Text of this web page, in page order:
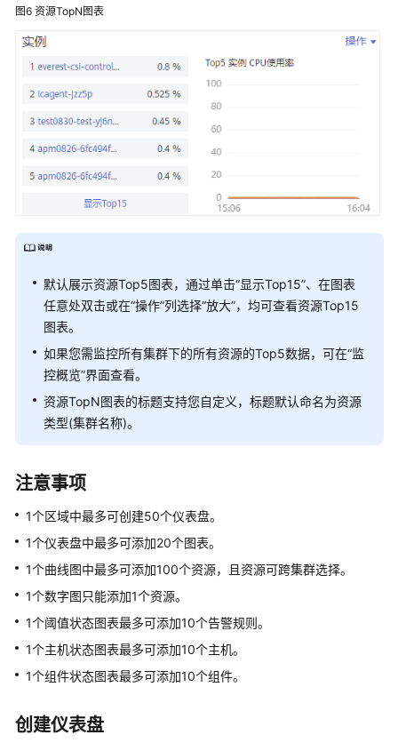
南
览
监
概
览
表
告
警
理
资
监
日
志
理
配
管
理
见
问
图6 资源TopN图表
默认展示资源Top5图表，通过单击“显示Top15”、在图表
任意处双击或在“操作”列选择“放大”，均可查看资源Top15
图表。
如果您需监控所有集群下的所有资源的Top5数据，可在“监
控概览”界面查看。
资源TopN图表的标题支持您自定义，标题默认命名为资源
类型(集群名称)。
注意事项
1个区域中最多可创建50个仪表盘。
1个仪表盘中最多可添加20个图表。
1个曲线图中最多可添加100个资源，且资源可跨集群选择。
1个数字图只能添加1个资源。
1个阈值状态图表最多可添加10个告警规则。
1个主机状态图表最多可添加10个主机。
1个组件状态图表最多可添加10个组件。
创建仪表盘